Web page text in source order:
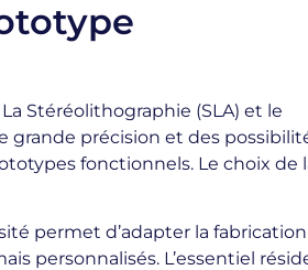
Stéréolithographie (SLA) et le
grande précision et des
fonctionnels. Le choix de
permet d’adapter la fabrication
personnalisés. L’essentiel